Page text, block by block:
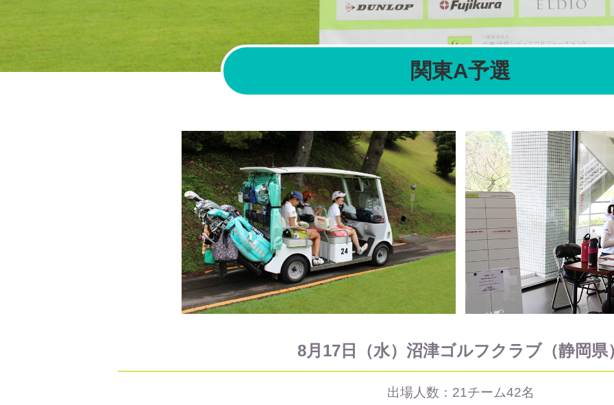
関東A予選
8月17日（水） 沼津ゴルフクラブ（静岡県
出場人数：21チーム42名